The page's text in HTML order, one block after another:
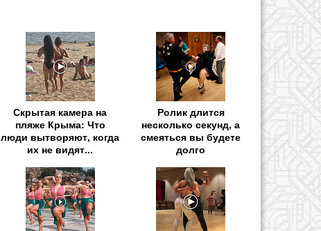
Скрытая камера на
пляже Крыма: Что
люди вытворяют, когда
их не видят...
Ролик длится
несколько секунд, а
смеяться вы будете
долго